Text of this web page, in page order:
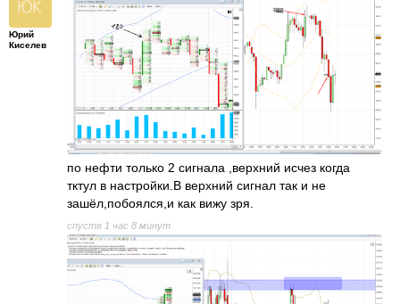
Юрий
Киселев
по нефти только 2 сигнала ,верхний исчез когда
тктул в настройки.В верхний сигнал так и не
зашёл,побоялся,и как вижу зря.
спустя 1 час 8 минут